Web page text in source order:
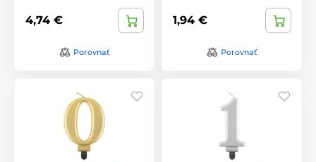
4,74 €
Porovnať
1,94 €
Porovnať